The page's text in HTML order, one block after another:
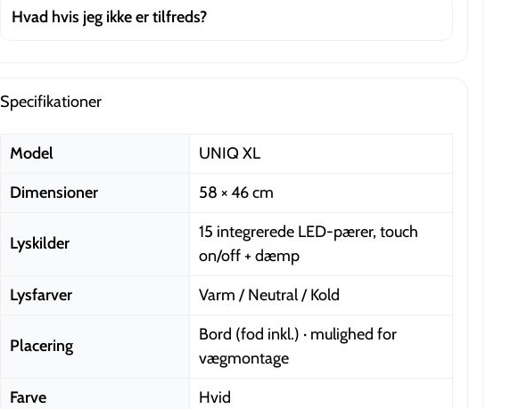
Hvad hvis jeg ikke er tilfreds?
Specifikationer
Model
UNIQ XL
Dimensioner
58 × 46 cm
Lyskilder
15 integrerede LED-pærer, touch
on/off + dæmp
Lysfarver
Varm / Neutral / Kold
Placering
Bord (fod inkl.) · mulighed for
vægmontage
Farve
Hvid